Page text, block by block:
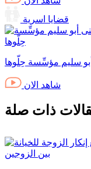
قضايا اسرية
سليم مؤسِّسة حِلّوها
شاهد الان
ذات صلة
بين الزوجين